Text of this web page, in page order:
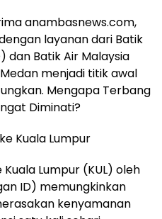
anambasnews.com,
layanan dari Batik
dan Batik Air Malaysia
menjadi titik awal
Mengapa Terbang
Diminati?
Kuala Lumpur
Lumpur (KUL) oleh
ID) memungkinkan
kenyamanan